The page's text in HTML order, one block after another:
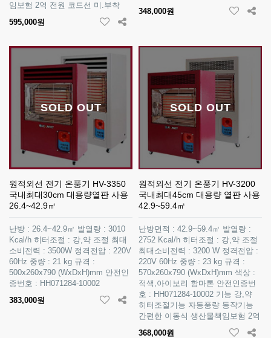
임보험 2억 전원 코드선 미.부착
595,000원
348,000원
SOLD OUT
원적외선 전기 온풍기 HV-3350
국내최대30cm 대용량열판 사용
26.4~42.9㎡
난방 : 26.4~42.9㎡ 발열량 : 3010
Kcal/h 히터조절 : 강,약 조절 최대
소비전력 : 3500W 정격전압 : 220V
60Hz 중량 : 21 kg 규격 :
500x260x790 (WxDxH)mm 안전인
증번호 : HH071284-10002
383,000원
SOLD OUT
원적외선 전기 온풍기 HV-3200
국내최대45cm 대용량 열판 사용
42.9~59.4㎡
난방면적 : 42.9~59.4㎡ 발열량 :
2752 Kcal/h 히터조절 : 강,약 조절
최대소비전력 : 3200 W 정격전압 :
220V 60Hz 중량 : 23 kg 규격 :
570x260x790 (WxDxH)mm 색상 :
적색,아이보리 함마톤 안전인증번
호 : HH071284-10002 기능 강,약
히터조절기능 자동풍량 동작기능
간편한 이동식 생산물책임보험 2억
368,000원